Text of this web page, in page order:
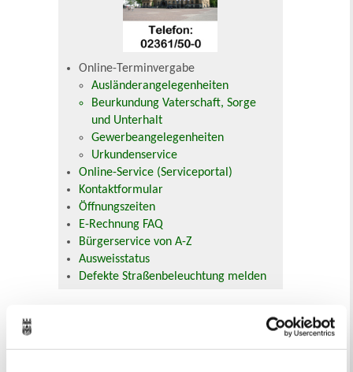
Online-Terminvergabe
Ausländerangelegenheiten
Beurkundung Vaterschaft, Sorge
und Unterhalt
Gewerbeangelegenheiten
Urkundenservice
Online-Service (Serviceportal)
Kontaktformular
Öffnungszeiten
E-Rechnung FAQ
Bürgerservice von A-Z
Ausweisstatus
Defekte Straßenbeleuchtung melden
August 2026